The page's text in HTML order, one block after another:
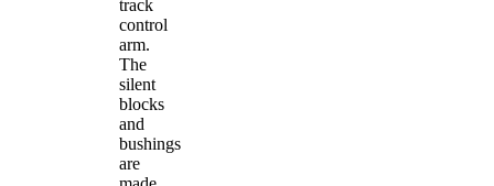
track
control
arm.
The
silent
blocks
and
bushings
are